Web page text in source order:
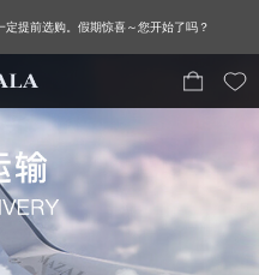
定提前选购。假期惊喜～您开始了吗？